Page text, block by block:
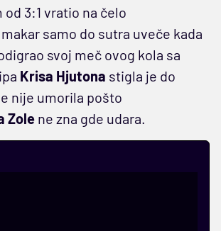
3:1 vratio na čelo
samo do sutra uveče kada
svoj meč ovog kola sa
Krisa Hjutona stigla je do
nije umorila pošto
Zole ne zna gde udara.